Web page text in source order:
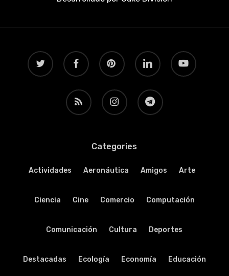
twitter facebook pinterest linkedin youtube
RSS instagram telegram
Categories
Actividades Aeronáutica Amigos Arte
Ciencia Cine Comercio Computación
Comunicación Cultura Deportes
Destacadas Ecología Economía Educación